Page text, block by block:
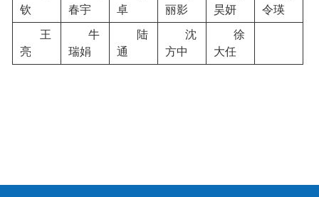
钦
春宇
卓
丽影
昊妍
令瑛
王
亮
牛
瑞娟
陆
通
沈
方中
徐
大任